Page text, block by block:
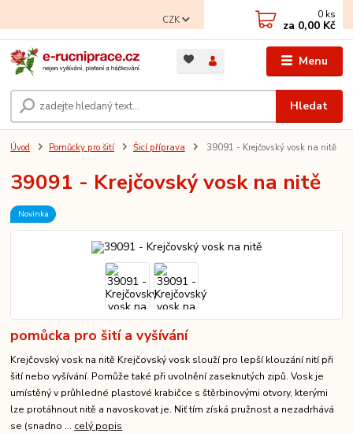
Menu
CZK
Hledat
0 ks
za 0,00 Kč
Úvod Pomůcky pro šití Šicí příprava 39091 - Krejčovský vosk na nitě
39091 - Krejčovský vosk na nitě
Novinka
pomůcka pro šití a vyšívání
Krejčovský vosk na nitě Krejčovský vosk slouží pro lepší klouzání nití při
šití nebo vyšívání. Pomůže také při uvolnění zaseknutých zipů. Vosk je
umístěný v průhledné plastové krabičce s štěrbinovými otvory, kterými
lze protáhnout nitě a navoskovat je. Niť tím získá pružnost a nezadrhává
se (snadno ... celý popis